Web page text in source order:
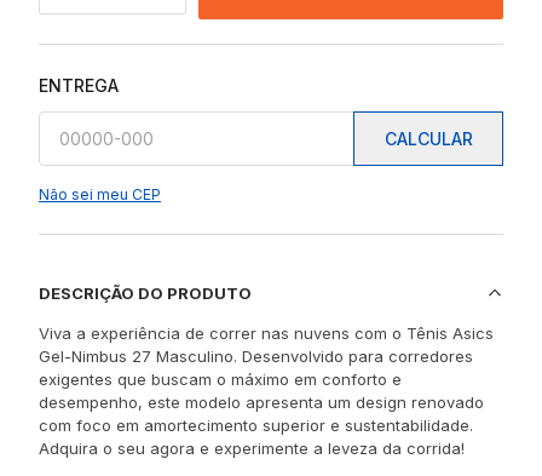
ENTREGA
CALCULAR
Não sei meu CEP
DESCRIÇÃO DO PRODUTO
Viva a experiência de correr nas nuvens com o Tênis Asics
Gel-Nimbus 27 Masculino. Desenvolvido para corredores
exigentes que buscam o máximo em conforto e
desempenho, este modelo apresenta um design renovado
com foco em amortecimento superior e sustentabilidade.
Adquira o seu agora e experimente a leveza da corrida!